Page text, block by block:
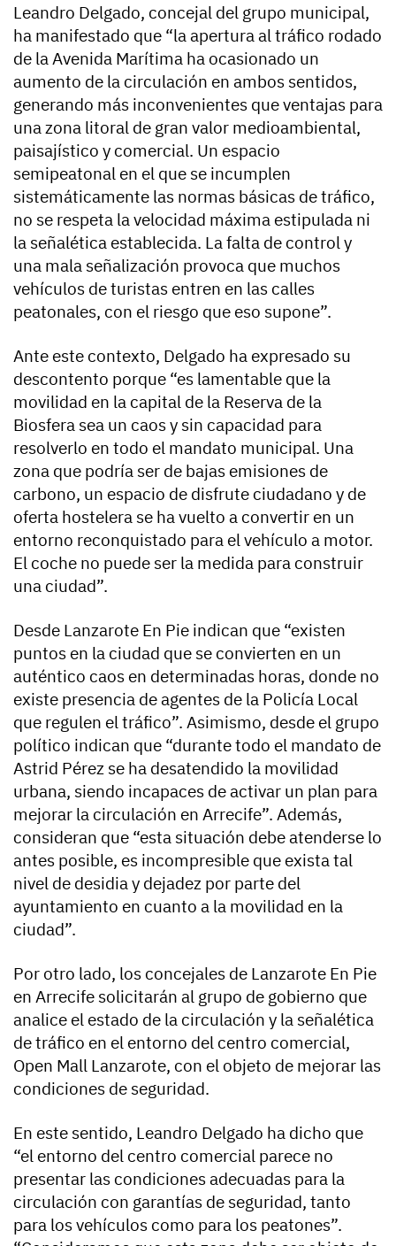
Leandro Delgado, concejal del grupo municipal,
ha manifestado que “la apertura al tráfico rodado
de la Avenida Marítima ha ocasionado un
aumento de la circulación en ambos sentidos,
generando más inconvenientes que ventajas para
una zona litoral de gran valor medioambiental,
paisajístico y comercial. Un espacio
semipeatonal en el que se incumplen
sistemáticamente las normas básicas de tráfico,
no se respeta la velocidad máxima estipulada ni
la señalética establecida. La falta de control y
una mala señalización provoca que muchos
vehículos de turistas entren en las calles
peatonales, con el riesgo que eso supone”.
Ante este contexto, Delgado ha expresado su
descontento porque “es lamentable que la
movilidad en la capital de la Reserva de la
Biosfera sea un caos y sin capacidad para
resolverlo en todo el mandato municipal. Una
zona que podría ser de bajas emisiones de
carbono, un espacio de disfrute ciudadano y de
oferta hostelera se ha vuelto a convertir en un
entorno reconquistado para el vehículo a motor.
El coche no puede ser la medida para construir
una ciudad”.
Desde Lanzarote En Pie indican que “existen
puntos en la ciudad que se convierten en un
auténtico caos en determinadas horas, donde no
existe presencia de agentes de la Policía Local
que regulen el tráfico”. Asimismo, desde el grupo
político indican que “durante todo el mandato de
Astrid Pérez se ha desatendido la movilidad
urbana, siendo incapaces de activar un plan para
mejorar la circulación en Arrecife”. Además,
consideran que “esta situación debe atenderse lo
antes posible, es incompresible que exista tal
nivel de desidia y dejadez por parte del
ayuntamiento en cuanto a la movilidad en la
ciudad”.
Por otro lado, los concejales de Lanzarote En Pie
en Arrecife solicitarán al grupo de gobierno que
analice el estado de la circulación y la señalética
de tráfico en el entorno del centro comercial,
Open Mall Lanzarote, con el objeto de mejorar las
condiciones de seguridad.
En este sentido, Leandro Delgado ha dicho que
“el entorno del centro comercial parece no
presentar las condiciones adecuadas para la
circulación con garantías de seguridad, tanto
para los vehículos como para los peatones”.